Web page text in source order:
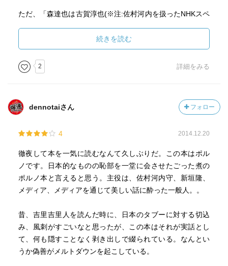
ただ、「森達也は古賀淳也(※注:佐村河内を扱ったNHKスペ
観たほうが、『FAKE』は絶対におもしろい。天地神明に誓
って」という最後の部分は首肯しかねる。映画のラストシ
ーン(ぜひ映画を観てほしい)とタイトルがそのことを示して
いる。映画の終わり近くになって、森監督は佐村河内氏と
と尋ねる。佐村河内氏はもちろん信頼していると言い、香
さんも「同じ船に乗っている」として信頼感を示す。そこ
感じられる。そしてこの質問はラストシーンに向けての質
問の布石にもなっているのだ(ぜひ映画を観てほしい(※)) 。
そのことは森監督自身が映画公開後に受けたインタビュー
ん。信頼関係がなくても作品は成立しますし、人間関係に
おいて100％の信頼なんて存在しないと思います。向こうが
僕のことをどう思っていたかも分かりません。佐村河内さ
ん本人に対しては、撮影を開始する時に、「僕はあなたの
続きを読む
2 詳細をみる
dennotaiさん フォロー
4 2014.12.20
徹夜して本を一気に読むなんて久しぶりだ。この本はポル
ノです。日本的なものの恥部を一堂に会させたごった煮の
ポルノ本と言えると思う。主役は、佐村河内守、新垣隆、
メディア、メディアを通じて美しい話に酔った一般人。。
昔、吉里吉里人を読んだ時に、日本のタブーに対する切込
み、風刺がすごいなと思ったが、この本はそれが実話とし
て、何も隠すことなく剥き出しで綴られている。なんとい
うか偽善がメルトダウンを起こしている。